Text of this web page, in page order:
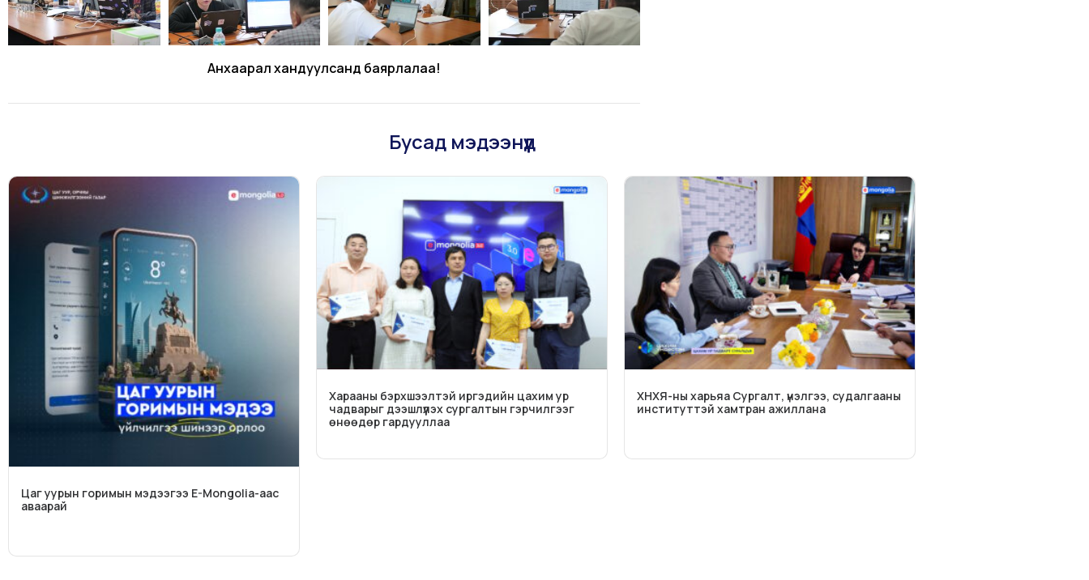
Анхаарал хандуулсанд баярлалаа!
Бусад мэдээнүүд
Цаг уурын горимын мэдээгээ E-Mongolia-аас
аваарай
Харааны бэрхшээлтэй иргэдийн цахим ур
чадварыг дээшлүүлэх сургалтын гэрчилгээг
өнөөдөр гардууллаа
ХНХЯ-ны харьяа Сургалт, үнэлгээ, судалгааны
институттэй хамтран ажиллана